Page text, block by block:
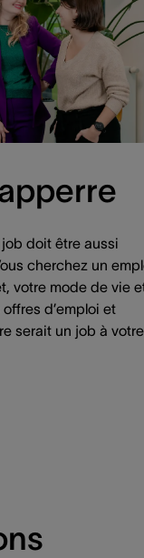
doit être aussi
cherchez un
votre mode de vie
d’emploi et
serait un job à votre